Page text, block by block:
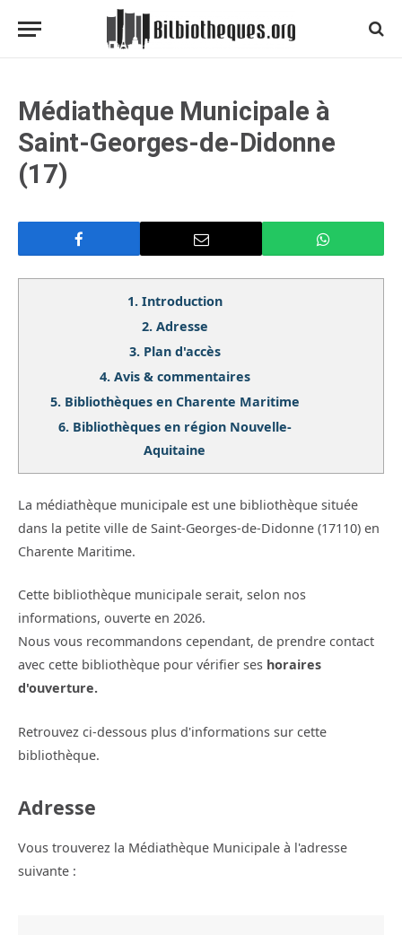
Médiathèque Municipale à
Saint-Georges-de-Didonne
(17)
1. Introduction
2. Adresse
3. Plan d'accès
4. Avis & commentaires
5. Bibliothèques en Charente Maritime
6. Bibliothèques en région Nouvelle-
Aquitaine
La médiathèque municipale est une bibliothèque située
dans la petite ville de Saint-Georges-de-Didonne (17110) en
Charente Maritime.
Cette bibliothèque municipale serait, selon nos
informations, ouverte en 2026.
Nous vous recommandons cependant, de prendre contact
avec cette bibliothèque pour vérifier ses horaires
d'ouverture.
Retrouvez ci-dessous plus d'informations sur cette
bibliothèque.
Adresse
Vous trouverez la Médiathèque Municipale à l'adresse
suivante :